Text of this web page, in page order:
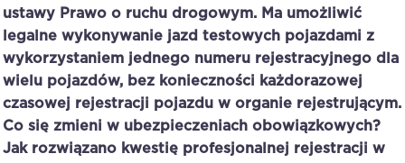
ustawy Prawo o ruchu drogowym. Ma umożliwić
legalne wykonywanie jazd testowych pojazdami z
wykorzystaniem jednego numeru rejestracyjnego dla
wielu pojazdów, bez konieczności każdorazowej
czasowej rejestracji pojazdu w organie rejestrującym.
Co się zmieni w ubezpieczeniach obowiązkowych?
Jak rozwiązano kwestię profesjonalnej rejestracji w